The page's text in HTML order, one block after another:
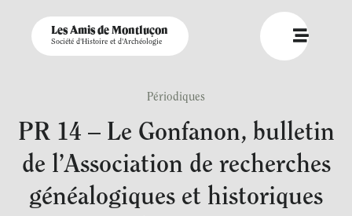
Les Amis de Montluçon
Société d'Histoire et d'Archéologie
Périodiques
PR 14 – Le Gonfanon, bulletin
de l’Association de recherches
généalogiques et historiques